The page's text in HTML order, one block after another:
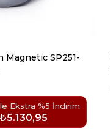
Magnetic SP251-
Ekstra %5 İndirim
₺5.130,95